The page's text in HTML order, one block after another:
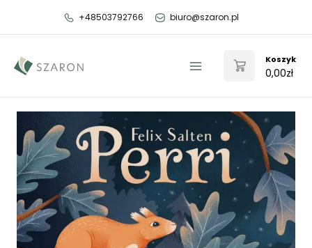
+48503792766 biuro@szaron.pl
Menu
Koszyk
0,00zł